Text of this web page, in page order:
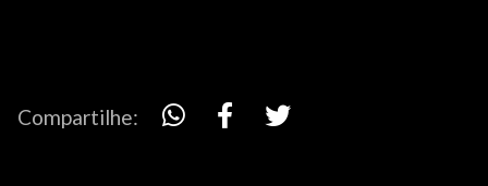
Compartilhe: